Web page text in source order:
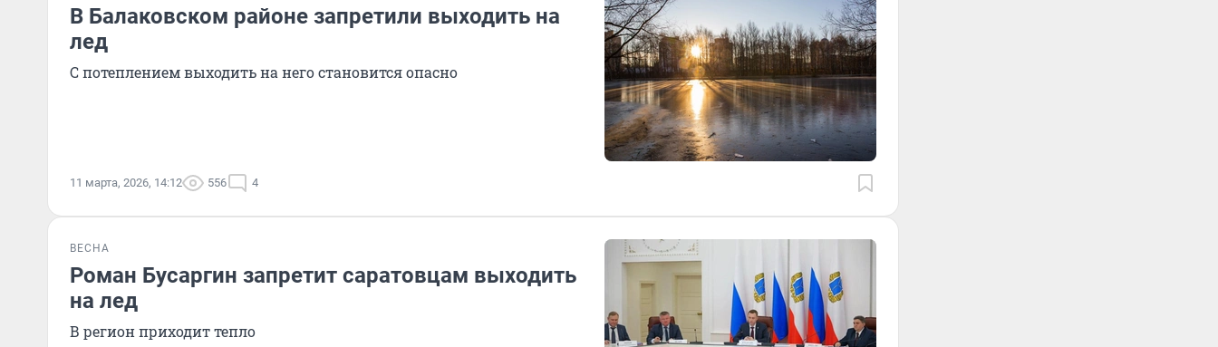
В Балаковском районе запретили выходить на
лед
С потеплением выходить на него становится опасно
11 марта, 2026, 14:12 556 4
ВЕСНА
Роман Бусаргин запретит саратовцам выходить
на лед
В регион приходит тепло